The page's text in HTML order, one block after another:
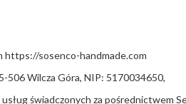
https://sosenco-handmade.com
506 Wilcza Góra, NIP: 5170034650,
świadczonych za pośrednictwem